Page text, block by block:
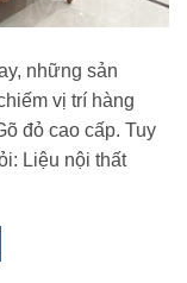
những sản
vị trí hàng
đỏ cao cấp. Tuy
Liệu nội thất